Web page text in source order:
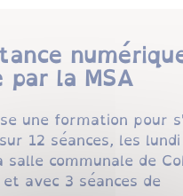
par la MSA
une formation pour
12 séances, les
communale de
avec 3 séances de